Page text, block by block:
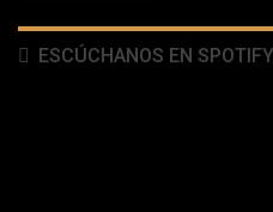
ESCÚCHANOS EN SPOTIFY